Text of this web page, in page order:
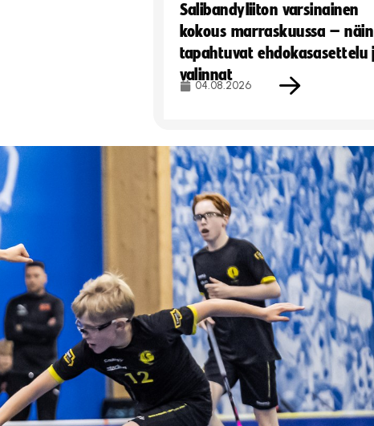
Salibandyliiton varsinainen
kokous marraskuussa – näin
tapahtuvat ehdokasasettelu
valinnat
04.08.2026